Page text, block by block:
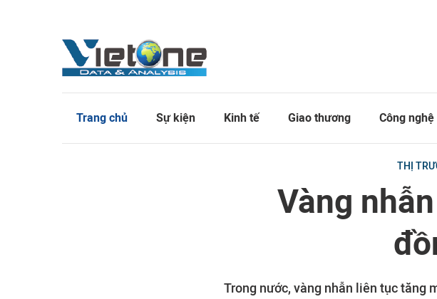
Trang chủ Sự kiện Kinh tế Giao thương Công nghệ
THỊ
Vàng
Trong nước, vàng nhẫn liên tục tăng